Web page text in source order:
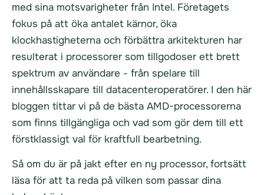
med sina motsvarigheter från Intel. Företagets
fokus på att öka antalet kärnor, öka
klockhastigheterna och förbättra arkitekturen har
resulterat i processorer som tillgodoser ett brett
spektrum av användare - från spelare till
innehållsskapare till datacenteroperatörer. I den här
bloggen tittar vi på de bästa AMD-processorerna
som finns tillgängliga och vad som gör dem till ett
förstklassigt val för kraftfull bearbetning.
Så om du är på jakt efter en ny processor, fortsätt
läsa för att ta reda på vilken som passar dina